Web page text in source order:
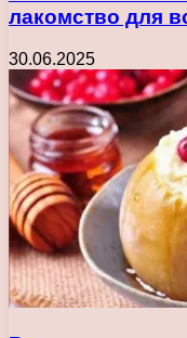
лакомство для
30.06.2025